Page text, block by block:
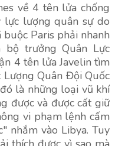
về 4 tên lửa chống
lực lượng quân sự do
Paris phải nhanh
bộ trưởng Quân Lực
4 tên lửa Javelin tìm
Quân Đội Quốc
là những loại vũ khí
được và được cất giữ
vi phạm lệnh cấm
nhắm vào Libya. Tuy